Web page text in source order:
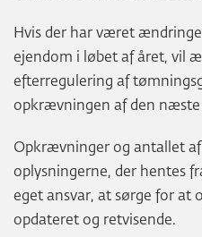
Hvis der har været
ejendom i løbet af året, vil
efterregulering af
opkrævningen af den næste
Opkrævninger og antallet
oplysningerne, der hentes
eget ansvar, at sørge for at
opdateret og retvisende.